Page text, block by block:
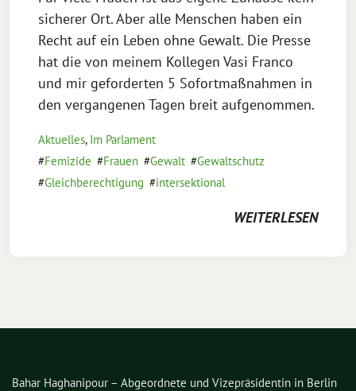
sicherer Ort. Aber alle Menschen haben ein
Recht auf ein Leben ohne Gewalt. Die Presse
hat die von meinem Kollegen Vasi Franco
und mir geforderten 5 Sofortmaßnahmen in
den vergangenen Tagen breit aufgenommen.
Aktuelles, Im Parlament
Femizide
Frauen Gewalt
Gewaltschutz
Gleichberechtigung
intersektional
WEITERLESEN
Bahar Haghanipour – Abgeordnete und Vizepräsidentin in Berlin